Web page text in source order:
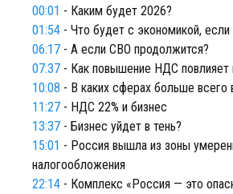
00:01 - Каким будет 2026?
01:54 - Что будет с экономикой, если
06:17 - А если СВО продолжится?
07:37 - Как повышение НДС повлияет
10:08 - В каких сферах больше всего
11:27 - НДС 22% и бизнес
13:37 - Бизнес уйдет в тень?
15:01 - Россия вышла из зоны
налогообложения
22:14 - Комплекс «Россия — это